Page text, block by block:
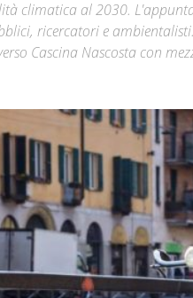
climatica al 2030.
ricercatori e
Cascina Nascosta con